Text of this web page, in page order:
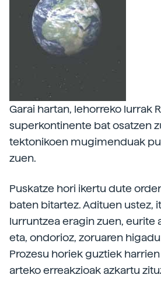
Garai hartan, lehorreko lurrak
superkontinente bat osatzen
tektonikoen mugimenduak
zuen.
Puskatze hori ikertu dute
baten bitartez. Adituen ustez,
lurruntzea eragin zuen, eurite
eta, ondorioz, zoruaren
Prozesu horiek guztiek
arteko erreakzioak azkartu